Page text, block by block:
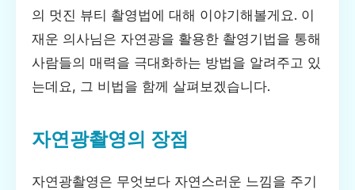
의 멋진 뷰티 촬영법에 대해 이야기해볼게요. 이
재운 의사님은 자연광을 활용한 촬영기법을 통해
사람들의 매력을 극대화하는 방법을 알려주고 있
는데요, 그 비법을 함께 살펴보겠습니다.
자연광촬영의 장점
자연광촬영은 무엇보다 자연스러운 느낌을 주기